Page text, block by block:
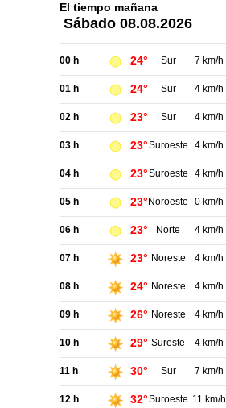
El tiempo mañana
Sábado 08.08.2026
00 h 24° Sur 7 km/h
01 h 24° Sur 4 km/h
02 h 23° Sur 4 km/h
03 h 23°Suroeste 4 km/h
04 h 23°Suroeste 4 km/h
05 h 23° Noroeste 0 km/h
06 h 23° Norte 4 km/h
07 h 23° Noreste 4 km/h
08 h 24° Noreste 4 km/h
09 h 26° Noreste 4 km/h
10 h 29° Sureste 4 km/h
11 h 30° Sur 7 km/h
12 h 32°Suroeste 11 km/h